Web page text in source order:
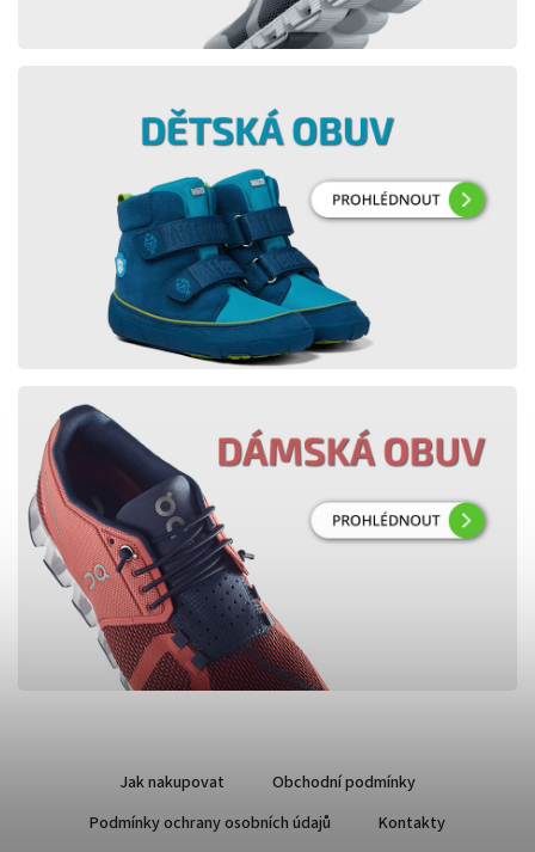
Jak nakupovat
Obchodní podmínky
Podmínky ochrany osobních údajů
Kontakty